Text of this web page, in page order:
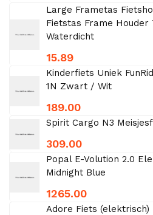
Large Frametas
Fietstas Frame
Waterdicht
15.89
Kinderfiets Uniek
1N Zwart / Wit
189.00
Spirit Cargo N3
309.00
Popal E-Volution 2.0
Midnight Blue
1265.00
Adore Fiets